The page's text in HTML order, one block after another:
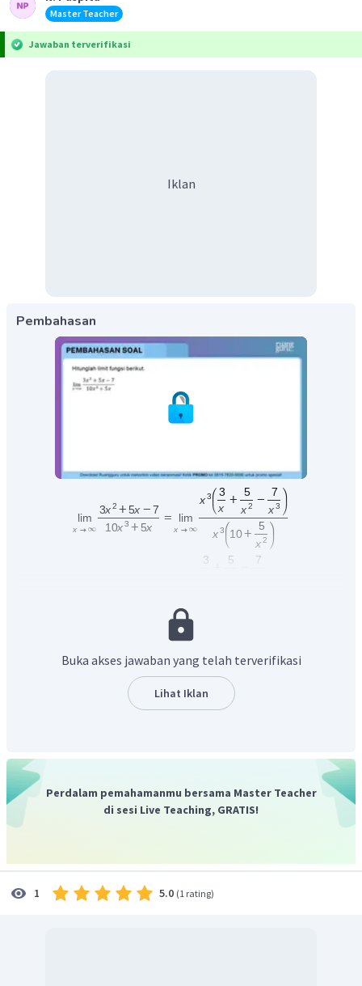
Master Teacher
Jawaban terverifikasi
Iklan
Pembahasan
Jadi, nilai limit di atas adalah 0.
Buka akses jawaban yang telah terverifikasi
Lihat Iklan
Perdalam pemahamanmu bersama Master Teacher
di sesi Live Teaching, GRATIS!
1 5.0 (1 rating)